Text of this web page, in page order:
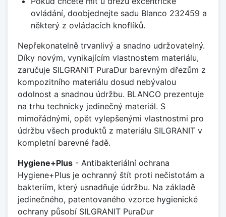
ovládání, doobjednejte sadu Blanco 232459 a
některý z ovládacích knoflíků.
Nepřekonatelně trvanlivý a snadno udržovatelný.
Díky novým, vynikajícím vlastnostem materiálu,
zaručuje SILGRANIT PuraDur barevným dřezům z
kompozitního materiálu dosud nebývalou
odolnost a snadnou údržbu. BLANCO prezentuje
na trhu technicky jedinečný materiál. S
mimořádnými, opět vylepšenými vlastnostmi pro
údržbu všech produktů z materiálu SILGRANIT v
kompletní barevné řadě.
Hygiene+Plus - Antibakteriální ochrana
Hygiene+Plus je ochranný štít proti nečistotám a
bakteriím, který usnadňuje údržbu. Na základě
jedinečného, patentovaného vzorce hygienické
ochrany působí SILGRANIT PuraDur